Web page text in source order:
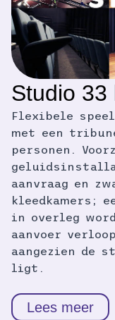
Studio 33
Flexibele
met een
personen.
aanvraag en
kleedkamers;
in overleg
aanvoer
aangezien de
ligt.
Lees meer